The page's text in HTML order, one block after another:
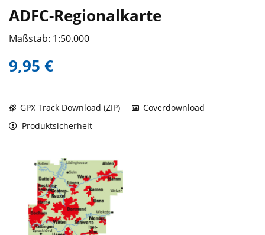
ADFC-Regionalkarte
Maßstab: 1:50.000
9,95 €
GPX Track Download (ZIP)
Coverdownload
Produktsicherheit